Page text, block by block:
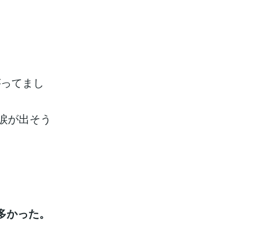
てまし
が出そう
った。